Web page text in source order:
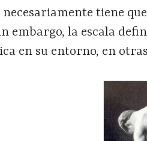
necesariamente tiene
embargo, la escala
en su entorno, en